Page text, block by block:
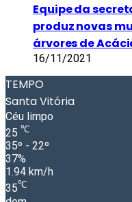
Equipe da
produz novas
árvores de
16/11/2021
TEMPO
Santa Vitória
Céu limpo
25 ℃
35º - 22º
37%
1.94 km/h
35℃